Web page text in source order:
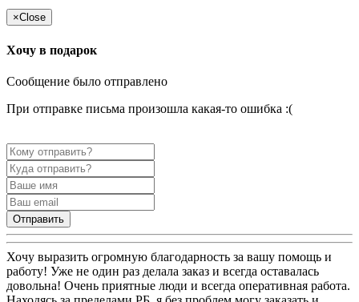
×Close
Хочу в подарок
Сообщение было отправлено
При отправке письма произошла какая-то ошибка :(
Отправить
Хочу выразить огромную благодарность за вашу помощь и
работу! Уже не один раз делала заказ и всегда оставалась
довольна! Очень приятные люди и всегда оперативная работа.